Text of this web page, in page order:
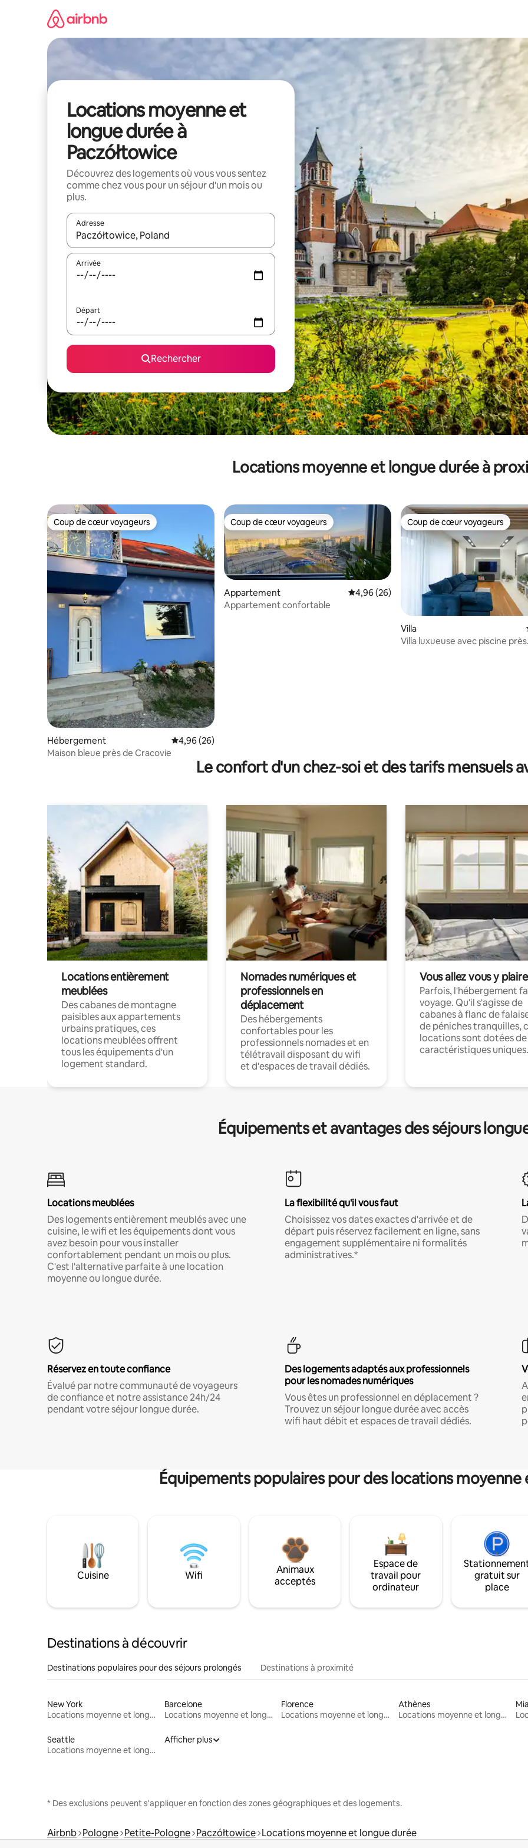
Locations moyenne et
longue durée à
Paczółtowice
Découvrez des logements où vous vous sentez
comme chez vous pour un séjour d'un mois ou
plus.
Adresse
Lorsque les résultats s'affichent, utilisez les flèches vers le haut et vers le bas pour les parcourir ou en appuyant et en
Arrivée
Départ
Rechercher
Locations moyenne et longue durée à
Coup de cœur voyageurs
Coup de cœur voyageurs
Hébergement Évaluation moyenne sur la base de 26 commentaires : 4,96 sur 5
4,96 (26)
Maison bleue près de Cracovie
Coup de cœur voyageurs
Coup de cœur voyageurs
Appartement Évaluation moyenne sur la base de 26
4,96 (26)
Appartement confortable
Coup de cœur voyageurs
Coup de cœur voyageurs
Villa
Villa luxueuse avec piscine près
Le confort d'un chez-soi et des tarifs mensuels
Locations entièrement
meublées
Des cabanes de montagne
paisibles aux appartements
urbains pratiques, ces
locations meublées offrent
tous les équipements d'un
logement standard.
Nomades numériques et
professionnels en
déplacement
Des hébergements
confortables pour les
professionnels nomades et en
télétravail disposant du wifi
et d'espaces de travail dédiés.
Vous allez vous y plaire
Parfois, l'hébergement
voyage. Qu'il s'agisse de
cabanes à flanc de
de péniches tranquilles,
locations sont dotées de
caractéristiques uniques.
Équipements et avantages des séjours
Locations meublées
Des logements entièrement meublés avec une
cuisine, le wifi et les équipements dont vous
avez besoin pour vous installer
confortablement pendant un mois ou plus.
C'est l'alternative parfaite à une location
moyenne ou longue durée.
La flexibilité qu'il vous faut
Choisissez vos dates exactes d'arrivée et de
départ puis réservez facilement en ligne, sans
engagement supplémentaire ni formalités
administratives.*
Réservez en toute confiance
Évalué par notre communauté de voyageurs
de confiance et notre assistance 24h/24
pendant votre séjour longue durée.
Des logements adaptés aux professionnels
pour les nomades numériques
Vous êtes un professionnel en déplacement ?
Trouvez un séjour longue durée avec accès
wifi haut débit et espaces de travail dédiés.
Équipements populaires pour des locations
Cuisine Wifi
Animaux
acceptés
Espace de
travail pour
ordinateur
gratuit sur
place
Destinations à découvrir
Destinations populaires pour des séjours prolongés Destinations à proximité
New York
Locations moyenne et longue durée
Barcelone
Locations moyenne et longue durée
Florence
Locations moyenne et longue durée
Athènes
Locations moyenne et longue durée
Seattle
Locations moyenne et longue durée
Afficher plus
* Des exclusions peuvent s'appliquer en fonction des zones géographiques et des logements.
Airbnb Pologne Petite-Pologne Paczółtowice Locations moyenne et longue durée